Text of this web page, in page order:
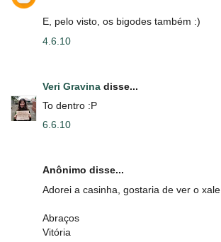
E, pelo visto, os bigodes também :)
4.6.10
Veri Gravina disse...
To dentro :P
6.6.10
Anônimo disse...
Adorei a casinha, gostaria de ver o xale.
Abraços
Vitória